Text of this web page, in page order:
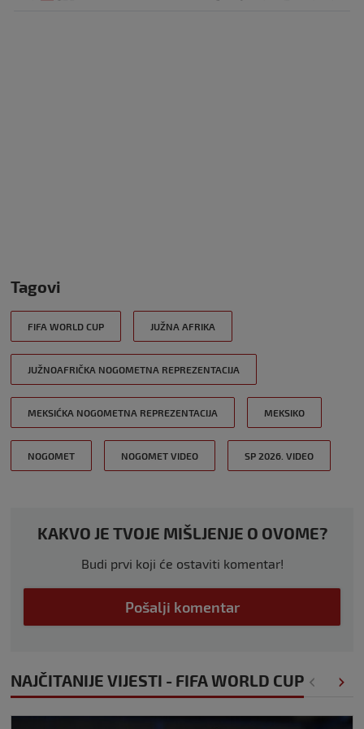
Tagovi
FIFA WORLD CUP JUŽNA AFRIKA
JUŽNOAFRIČKA NOGOMETNA REPREZENTACIJA
MEKSIĆKA NOGOMETNA REPREZENTACIJA MEKSIKO
NOGOMET NOGOMET VIDEO SP 2026. VIDEO
KAKVO JE TVOJE MIŠLJENJE O OVOME?
Budi prvi koji će ostaviti komentar!
Pošalji komentar
NAJČITANIJE VIJESTI - FIFA WORLD CUP